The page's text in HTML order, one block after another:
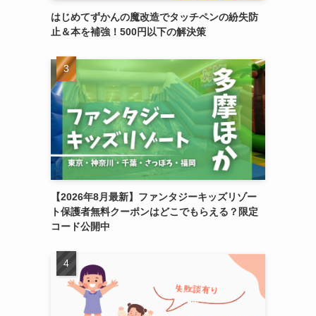
はじめてずかんの魔改造でタッチペンの紛失防
止＆本を補強！500円以下の解決策
【2026年8月最新】ファンタジーキッズリゾー
ト保護者無料クーポンはどこでもらえる？限定
コード公開中